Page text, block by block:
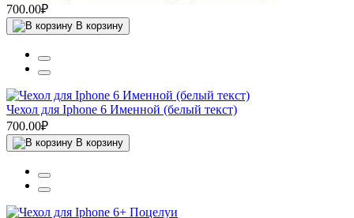
700.00₽
В корзину
Чехол для Iphone 6 Именной (белый текст)
700.00₽
В корзину